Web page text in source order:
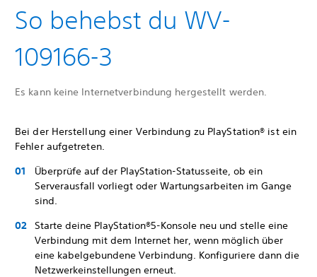
So behebst du WV-
109166-3
Es kann keine Internetverbindung hergestellt werden.
Bei der Herstellung einer Verbindung zu PlayStation® ist ein
Fehler aufgetreten.
Überprüfe auf der PlayStation-Statusseite, ob ein
Serverausfall vorliegt oder Wartungsarbeiten im Gange
sind.
Starte deine PlayStation®5-Konsole neu und stelle eine
Verbindung mit dem Internet her, wenn möglich über
eine kabelgebundene Verbindung. Konfiguriere dann die
Netzwerkeinstellungen erneut.